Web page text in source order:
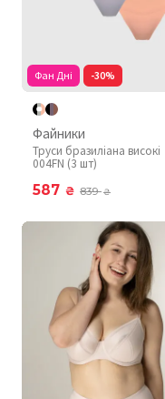
Фан Дні -30%
Файники
Труси бразиліана високі
004FN (3 шт)
587 ₴ 839₴